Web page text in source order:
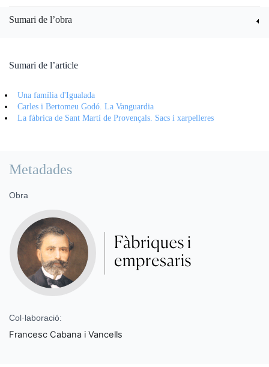
Sumari de l’obra
Sumari de l’article
Una família d'Igualada
Carles i Bertomeu Godó. La Vanguardia
La fàbrica de Sant Martí de Provençals. Sacs i xarpelleres
Metadades
Obra
Col·laboració:
Francesc Cabana i Vancells